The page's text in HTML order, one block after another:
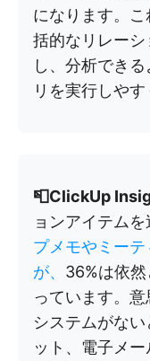
になります。
括的なリレー
し、分析でき
リを実行しやす
📮ClickUp
ョンアイテム
プメモやミー
が、 36%は依
っています。
システムがな
ット、電子メ